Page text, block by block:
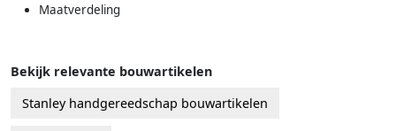
Maatverdeling
Bekijk relevante bouwartikelen
Stanley handgereedschap bouwartikelen